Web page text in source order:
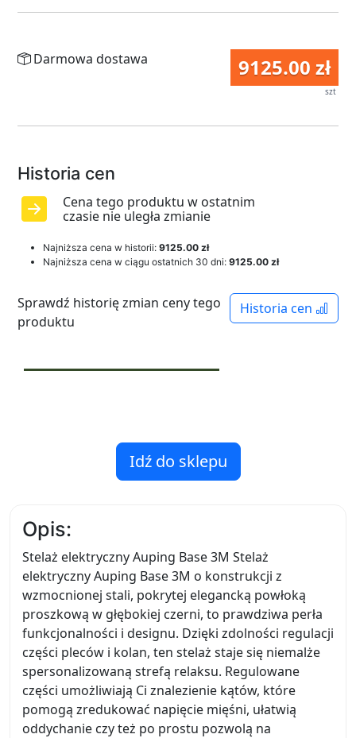
9125.00 zł
szt
Darmowa dostawa
Historia cen
Cena tego produktu w ostatnim
czasie nie uległa zmianie
Najniższa cena w historii: 9125.00 zł
Najniższa cena w ciągu ostatnich 30 dni: 9125.00 zł
Historia cen
Sprawdź historię zmian ceny tego
produktu
Idź do sklepu
Opis:
Stelaż elektryczny Auping Base 3M Stelaż
elektryczny Auping Base 3M o konstrukcji z
wzmocnionej stali, pokrytej elegancką powłoką
proszkową w głębokiej czerni, to prawdziwa perła
funkcjonalności i designu. Dzięki zdolności regulacji
części pleców i kolan, ten stelaż staje się niemalże
spersonalizowaną strefą relaksu. Regulowane
części umożliwiają Ci znalezienie kątów, które
pomogą zredukować napięcie mięśni, ułatwią
oddychanie czy też po prostu pozwolą na